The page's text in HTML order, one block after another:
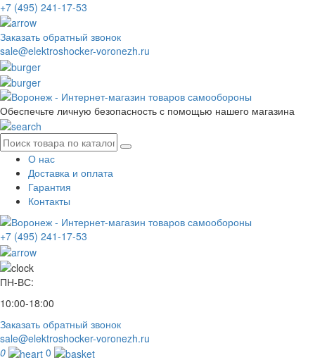
+7 (495) 241-17-53
Заказать обратный звонок
sale@elektroshocker-voronezh.ru
Обеспечьте личную безопасность с помощью нашего магазина
О нас
Доставка и оплата
Гарантия
Контакты
+7 (495) 241-17-53
ПН-ВС:
10:00-18:00
Заказать обратный звонок
sale@elektroshocker-voronezh.ru
0
0